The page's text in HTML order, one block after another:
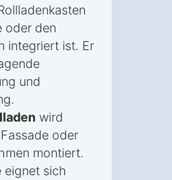
oder den
integriert ist. Er
und
wird
oder
montiert.
eignet sich